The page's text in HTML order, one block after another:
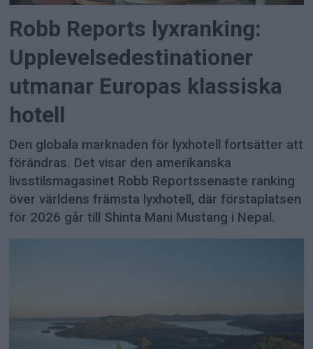
Robb Reports lyxranking:
Upplevelsedestinationer
utmanar Europas klassiska
hotell
Den globala marknaden för lyxhotell fortsätter att
förändras. Det visar den amerikanska
livsstilsmagasinet Robb Reportssenaste ranking
över världens främsta lyxhotell, där förstaplatsen
för 2026 går till Shinta Mani Mustang i Nepal.